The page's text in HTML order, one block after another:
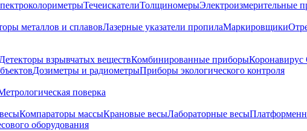
ТечеискателиТолщиномерыЭлектроизмерительные
металлов и сплавовЛазерные указатели пропилаМаркировщики
Детекторы взрывчатых веществКомбинированные приборы
Дозиметры и радиометрыПриборы экологического контроля
поверка
Компараторы массыКрановые весыЛабораторные весы
оборудования